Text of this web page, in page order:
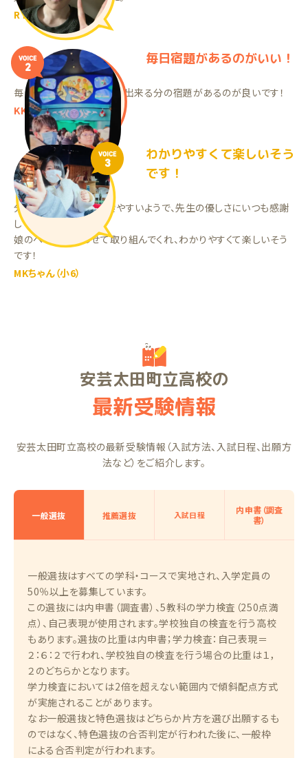
RTくん（中3）
VOICE
2
毎日宿題があるのがいい！
毎日少しずつでも、自分で出来る分の宿題があるのが良いです！
KKくん（中2）
VOICE
3
わかりやすくて楽しいそう
です！
分かりにくい問題も聞きやすいようで、先生の優しさにいつも感謝
しています。
娘のペースに合わせて取り組んでくれ、わかりやすくて楽しいそう
です！
MKちゃん（小6）
安芸太田町立高校の
最新受験情報
安芸太田町立高校の最新受験情報（入試方法、入試日程、出願方
法など）をご紹介します。
一般選抜 推薦選抜 入試日程
内申書（調査
書）
一般選抜はすべての学科・コースで実地され、入学定員の
50％以上を募集しています。
この選抜には内申書（調査書）、5教科の学力検査（250点満
点）、自己表現が使用されます。学校独自の検査を行う高校
もあります。選抜の比重は内申書；学力検査：自己表現＝
２：６：２で行われ、学校独自の検査を行う場合の比重は１，
２のどちらかとなります。
学力検査においては2倍を超えない範囲内で傾斜配点方式
が実施されることがあります。
なお一般選抜と特色選抜はどちらか片方を選び出願するも
のではなく、特色選抜の合否判定が行われた後に、一般枠
による合否判定が行われます。